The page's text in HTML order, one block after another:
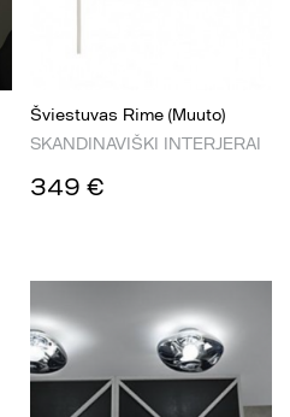
Šviestuvas Rime (Muuto)
SKANDINAVIŠKI INTERJERAI
349 €